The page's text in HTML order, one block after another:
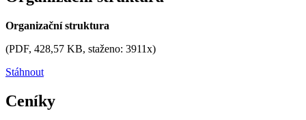
Organizační struktura
(PDF, 428,57 KB, staženo: 3911x)
Stáhnout
Ceníky